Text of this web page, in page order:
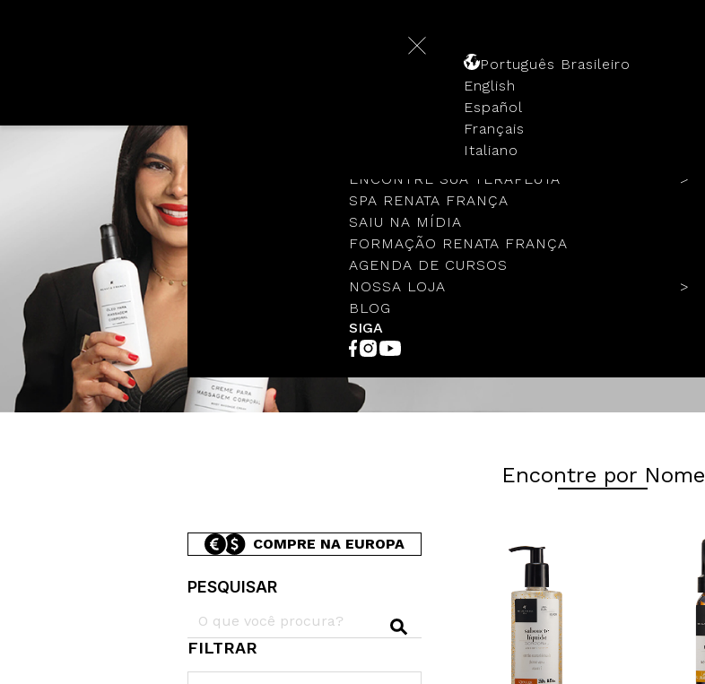
NOSSA HISTÓRIA
ENCONTRE SUA TERAPEUTA
SPA RENATA FRANÇA
SAIU NA MÍDIA
FORMAÇÃO RENATA FRANÇA
AGENDA DE CURSOS
NOSSA LOJA
BLOG
SIGA
Português Brasileiro
English
Español
Français
Italiano
Encontre por Nome
COMPRE NA EUROPA
PESQUISAR
FILTRAR